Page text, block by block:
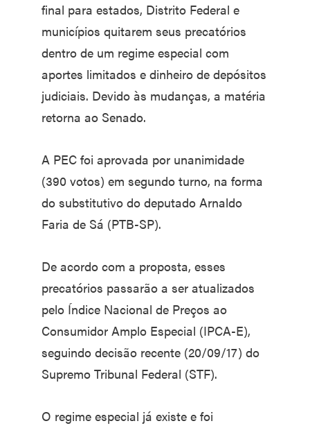
final para estados, Distrito Federal e
municípios quitarem seus precatórios
dentro de um regime especial com
aportes limitados e dinheiro de depósitos
judiciais. Devido às mudanças, a matéria
retorna ao Senado.
A PEC foi aprovada por unanimidade
(390 votos) em segundo turno, na forma
do substitutivo do deputado Arnaldo
Faria de Sá (PTB-SP).
De acordo com a proposta, esses
precatórios passarão a ser atualizados
pelo Índice Nacional de Preços ao
Consumidor Amplo Especial (IPCA-E),
seguindo decisão recente (20/09/17) do
Supremo Tribunal Federal (STF).
O regime especial já existe e foi